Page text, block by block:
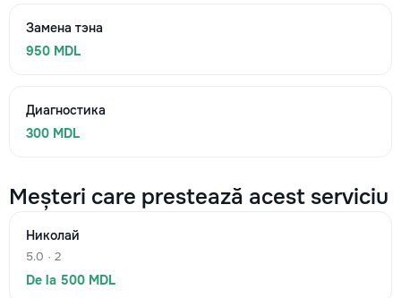
Замена тэна
950 MDL
Диагностика
300 MDL
Meșteri care prestează acest serviciu
Николай
5.0 · 2
De la 500 MDL